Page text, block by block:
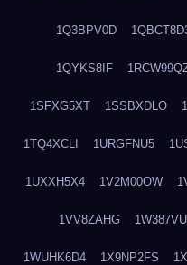
1Q3BPV0D
1QYKS8IF
1SFXG5XT 1SSBXDLO
1TQ4XCLI 1URGFNU5
1UXXH5X4 1V2M00OW
1VV8ZAHG
1WUHK6D4 1X9NP2FS